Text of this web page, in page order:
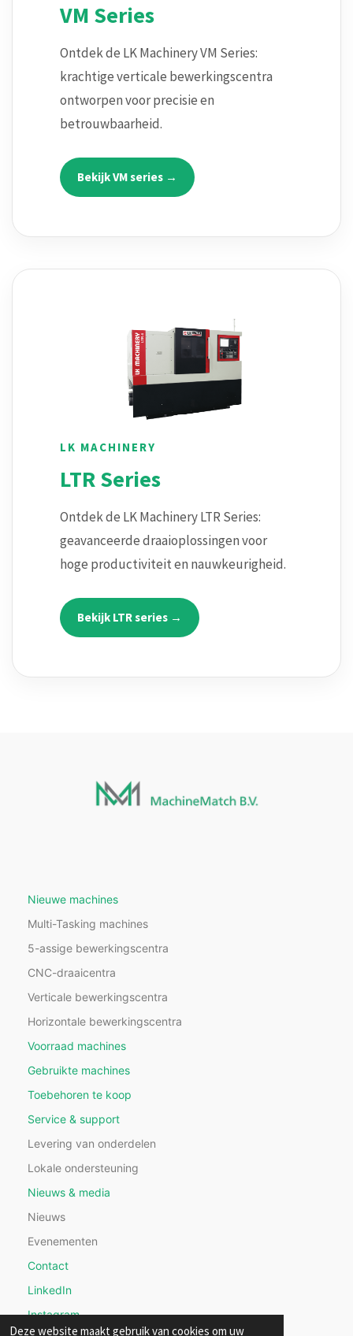
Deze website maakt gebruik van cookies om uw
VM Series
Ontdek de LK Machinery VM Series:
krachtige verticale bewerkingscentra
ontworpen voor precisie en
betrouwbaarheid.
Bekijk VM series →
LK MACHINERY
LTR Series
Ontdek de LK Machinery LTR Series:
geavanceerde draaioplossingen voor
hoge productiviteit en nauwkeurigheid.
Bekijk LTR series →
Nieuwe machines
Multi-Tasking machines
5-assige bewerkingscentra
CNC-draaicentra
Verticale bewerkingscentra
Horizontale bewerkingscentra
Voorraad machines
Gebruikte machines
Toebehoren te koop
Service & support
Levering van onderdelen
Lokale ondersteuning
Nieuws & media
Nieuws
Evenementen
Contact
LinkedIn
Instagram